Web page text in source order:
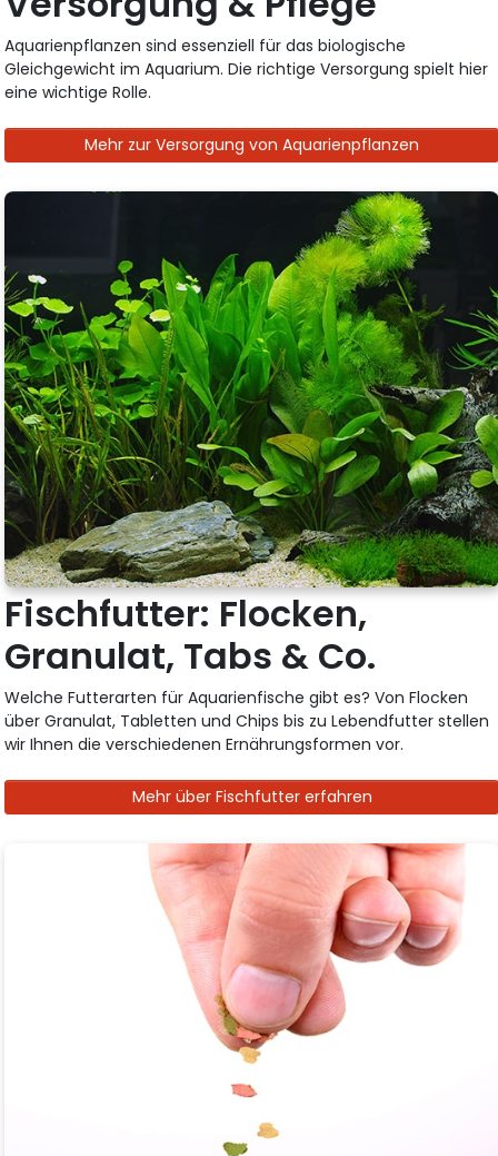
Aquarienpflanzen sind essenziell für das biologische
Gleichgewicht im Aquarium. Die richtige Versorgung spielt hier
eine wichtige Rolle.
Mehr zur Versorgung von Aquarienpflanzen
Fischfutter: Flocken,
Granulat, Tabs & Co.
Welche Futterarten für Aquarienfische gibt es? Von Flocken
über Granulat, Tabletten und Chips bis zu Lebendfutter stellen
wir Ihnen die verschiedenen Ernährungsformen vor.
Mehr über Fischfutter erfahren